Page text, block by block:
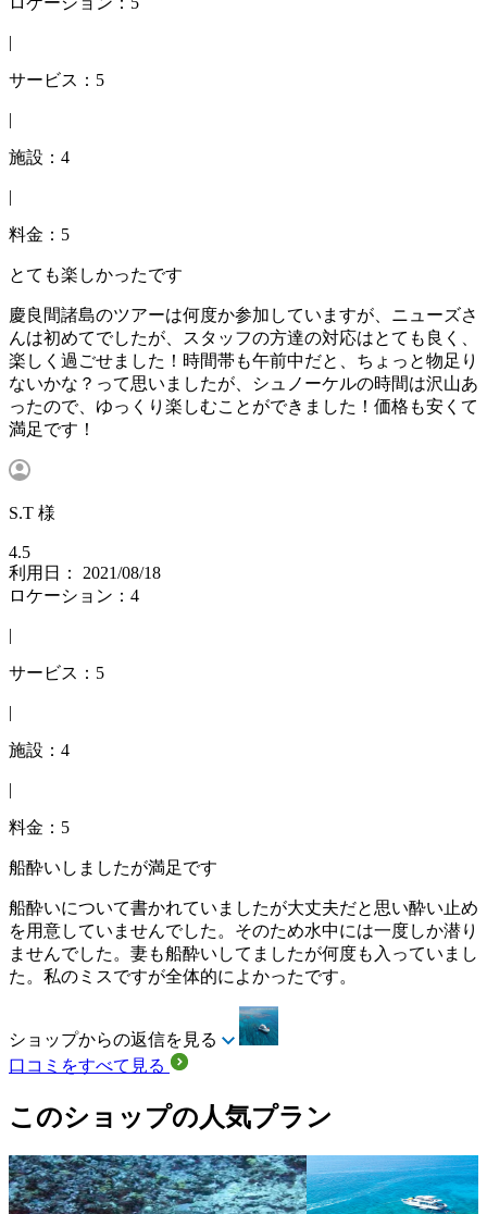
|
サービス：5
|
施設：4
|
料金：5
とても楽しかったです
慶良間諸島のツアーは何度か参加していますが、ニューズさ
んは初めてでしたが、スタッフの方達の対応はとても良く、
楽しく過ごせました！時間帯も午前中だと、ちょっと物足り
ないかな？って思いましたが、シュノーケルの時間は沢山あ
ったので、ゆっくり楽しむことができました！価格も安くて
満足です！
S.T 様
4.5
利用日： 2021/08/18
ロケーション：4
|
サービス：5
|
施設：4
|
料金：5
船酔いしましたが満足です
船酔いについて書かれていましたが大丈夫だと思い酔い止め
を用意していませんでした。そのため水中には一度しか潜り
ませんでした。妻も船酔いしてましたが何度も入っていまし
た。私のミスですが全体的によかったです。
ショップからの返信を見る
口コミをすべて見る
このショップの人気プラン